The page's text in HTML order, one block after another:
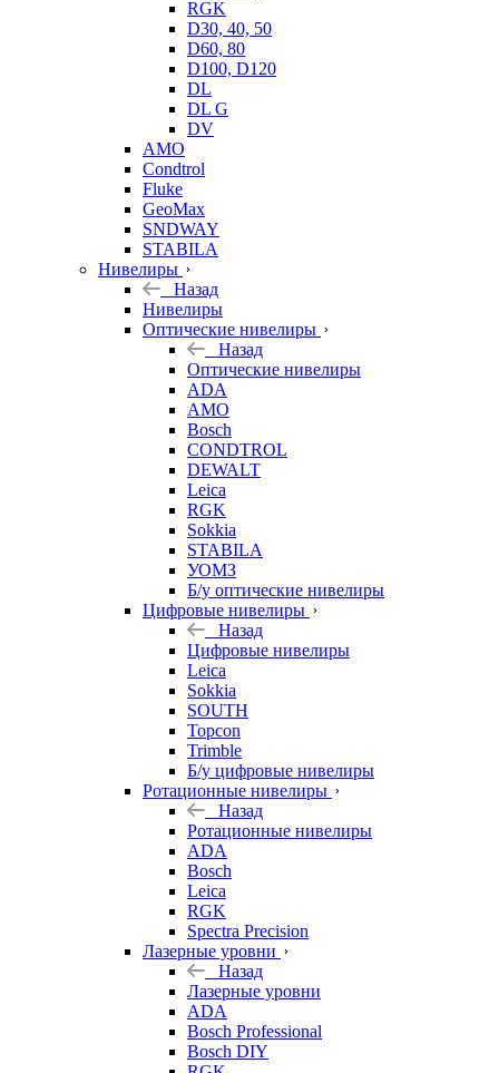
RGK
D30, 40, 50
D60, 80
D100, D120
DL
DL G
DV
AMO
Condtrol
Fluke
GeoMax
SNDWAY
STABILA
Нивелиры
Назад
Нивелиры
Оптические нивелиры
Назад
Оптические нивелиры
ADA
AMO
Bosch
CONDTROL
DEWALT
Leica
RGK
Sokkia
STABILA
УОМЗ
Б/у оптические нивелиры
Цифровые нивелиры
Назад
Цифровые нивелиры
Leica
Sokkia
SOUTH
Topcon
Trimble
Б/у цифровые нивелиры
Ротационные нивелиры
Назад
Ротационные нивелиры
ADA
Bosch
Leica
RGK
Spectra Precision
Лазерные уровни
Назад
Лазерные уровни
ADA
Bosch Professional
Bosch DIY